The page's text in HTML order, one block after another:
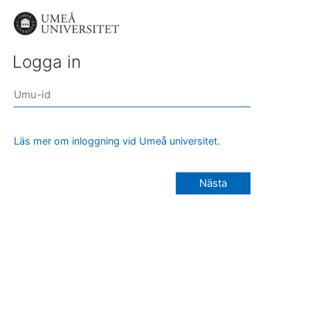
Logga in
Läs mer om inloggning vid Umeå universitet.
Nästa